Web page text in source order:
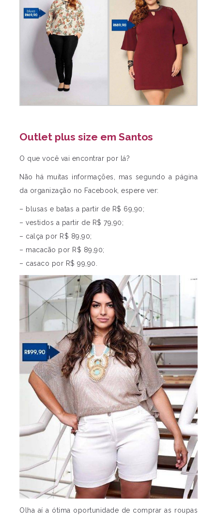
Outlet plus size em Santos
O que você vai encontrar por lá?
Não há muitas informações, mas segundo a página
da organização no Facebook, espere ver:
– blusas e batas a partir de R$ 69,90;
– vestidos a partir de R$ 79,90;
– calça por R$ 89,90;
– macacão por R$ 89,90;
– casaco por R$ 99,90.
Olha aí a ótima oportunidade de comprar as roupas